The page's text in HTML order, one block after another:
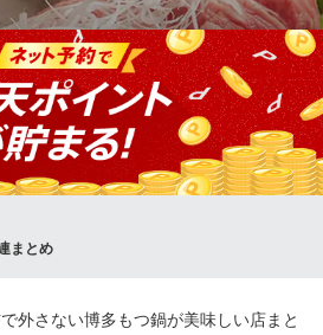
天神南駅 徒歩7分
7
博多炊き肉鍋、牛テール塩焼き等、他
料理です。中でもメインの「博多炊き
録されており、金蔦博多本店、金蔦六
お召し上がり頂けるお鍋です。
出口 徒歩10分
まとめ
外さない博多もつ鍋が美味しい店まと